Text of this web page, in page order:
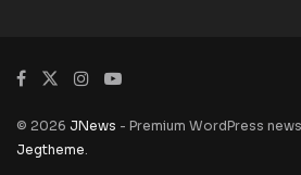
© 2026 JNews - Premium WordPress
Jegtheme.